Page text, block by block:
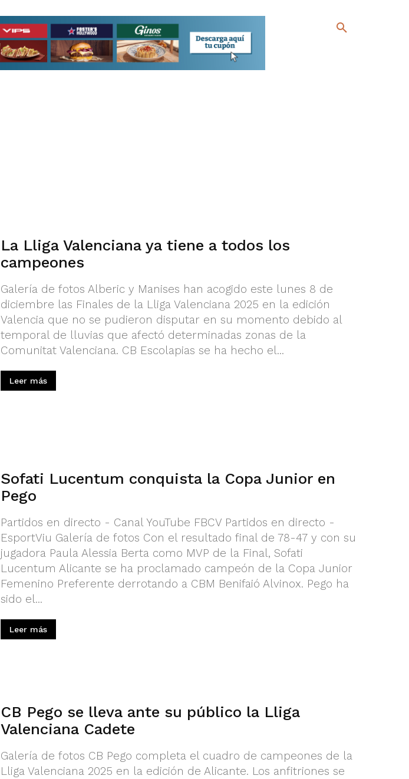
La Lliga Valenciana ya tiene a todos los
campeones
Galería de fotos Alberic y Manises han acogido este lunes 8 de
diciembre las Finales de la Lliga Valenciana 2025 en la edición
Valencia que no se pudieron disputar en su momento debido al
temporal de lluvias que afectó determinadas zonas de la
Comunitat Valenciana. CB Escolapias se ha hecho el...
Leer más
Sofati Lucentum conquista la Copa Junior en
Pego
Partidos en directo - Canal YouTube FBCV Partidos en directo -
EsportViu Galería de fotos Con el resultado final de 78-47 y con su
jugadora Paula Alessia Berta como MVP de la Final, Sofati
Lucentum Alicante se ha proclamado campeón de la Copa Junior
Femenino Preferente derrotando a CBM Benifaió Alvinox. Pego ha
sido el...
Leer más
CB Pego se lleva ante su público la Lliga
Valenciana Cadete
Galería de fotos CB Pego completa el cuadro de campeones de la
Lliga Valenciana 2025 en la edición de Alicante. Los anfitriones se